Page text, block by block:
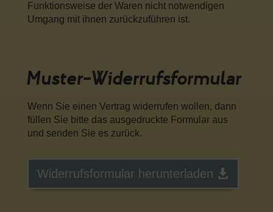
Funktionsweise der Waren nicht notwendigen
Umgang mit ihnen zurückzuführen ist.
Muster-Widerrufsformular
Wenn Sie einen Vertrag widerrufen wollen, dann
füllen Sie bitte das ausgedruckte Formular aus
und senden Sie es zurück.
Widerrufsformular herunterladen